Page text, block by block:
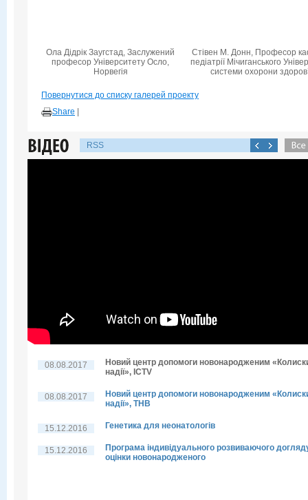
Ола Дідрік Заугстад, Заслужений
професор Університету Осло,
Норвегія
Стівен М. Донн, Професор
педіатрії Мічиганського
системи охорони
Повернутися до списку галерей проекту
Share
RSS
08.08.2017
Новий центр допомоги новонародженим
надії», ICTV
08.08.2017
Новий центр допомоги новонародженим
надії», THB
15.12.2016 Генетика для неонатологів
15.12.2016
Програма індивідуального розвиваючого
оцінки новонародженого